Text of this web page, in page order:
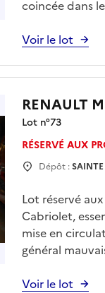
coincée dans
technique du
Voir le lot
RENAULT
Lot n°73
RÉSERVÉ AUX
Dépôt :
Lot réservé
Cabriolet,
mise en
général
Voir le lot